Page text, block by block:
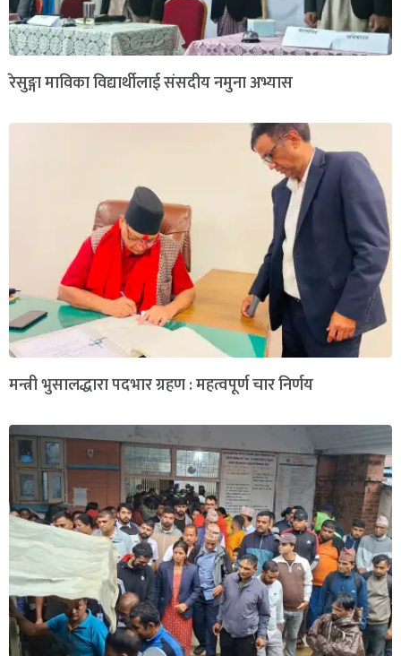
रेसुङ्गा माविका विद्यार्थीलाई संसदीय नमुना अभ्यास
मन्त्री भुसालद्धारा पदभार ग्रहण : महत्वपूर्ण चार निर्णय